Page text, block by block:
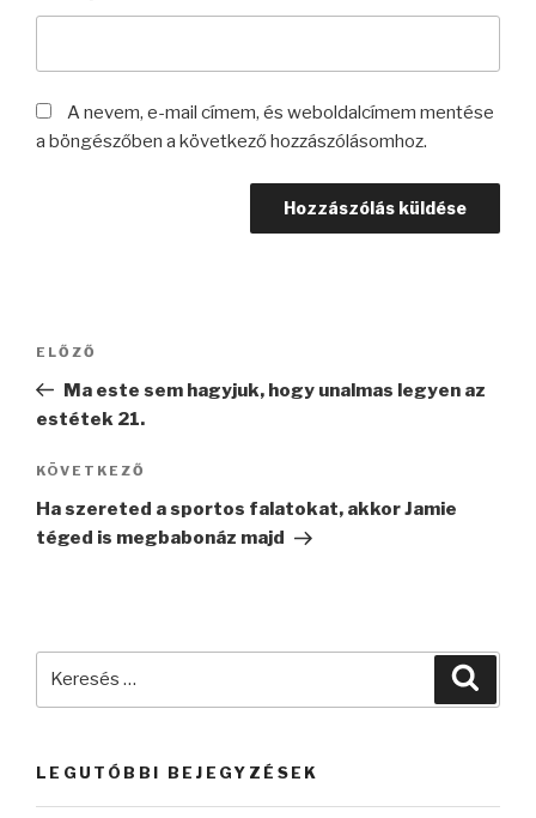
A nevem, e-mail címem, és weboldalcímem mentése
a böngészőben a következő hozzászólásomhoz.
Bejegyzés
Korábbi
bejegyzés
ELŐZŐ
Ma este sem hagyjuk, hogy unalmas legyen az
estétek 21.
Következő
bejegyzés
KÖVETKEZŐ
Ha szereted a sportos falatokat, akkor Jamie
téged is megbabonáz majd
LEGUTÓBBI BEJEGYZÉSEK